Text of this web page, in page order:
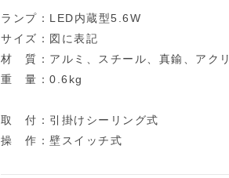
ランプ：LED内蔵型5.6W
サイズ：図に表記
材 質：アルミ、スチール、真鍮、アク
重 量：0.6kg
取 付：引掛けシーリング式
操 作：壁スイッチ式